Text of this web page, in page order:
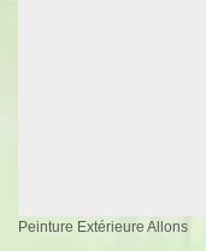
Peinture Extérieure Allons